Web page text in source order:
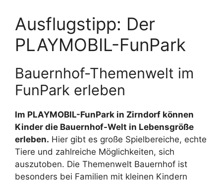
Ausflugstipp: Der
PLAYMOBIL-FunPark
Bauernhof-Themenwelt im
FunPark erleben
Im PLAYMOBIL-FunPark in Zirndorf können
Kinder die Bauernhof-Welt in Lebensgröße
erleben. Hier gibt es große Spielbereiche, echte
Tiere und zahlreiche Möglichkeiten, sich
auszutoben. Die Themenwelt Bauernhof ist
besonders bei Familien mit kleinen Kindern